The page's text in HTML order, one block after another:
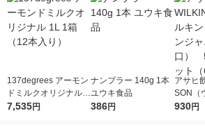
137degrees アーモン
ドミルクオリジナル 1
L 1箱（12本入り）
7,535円
ナンプラー 140g 1本
ユウキ食品
386円
アサヒ
SON（
ン） ジ
930円